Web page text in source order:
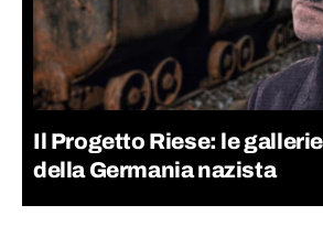
Il Progetto Riese: le
della Germania nazista